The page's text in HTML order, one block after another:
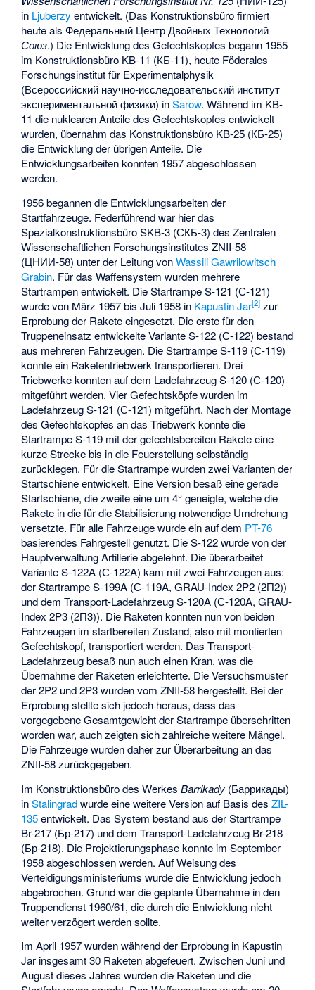
in Ljuberzy entwickelt. (Das Konstruktionsbüro firmiert
heute als Федеральный Центр Двойных Технологий
Союз.) Die Entwicklung des Gefechtskopfes begann 1955
im Konstruktionsbüro KB-11 (КБ-11), heute Föderales
Forschungsinstitut für Experimentalphysik
(Всероссийский научно-исследовательский институт
экспериментальной физики) inSarow. Während im KB-
11 die nuklearen Anteile des Gefechtskopfes entwickelt
wurden, übernahm das Konstruktionsbüro KB-25 (КБ-25)
die Entwicklung der übrigen Anteile. Die
Entwicklungsarbeiten konnten 1957 abgeschlossen
werden.
1956 begannen die Entwicklungsarbeiten der
Startfahrzeuge. Federführend war hier das
Spezialkonstruktionsbüro SKB-3 (СКБ-3) des Zentralen
Wissenschaftlichen Forschungsinstitutes ZNII-58
(ЦНИИ-58) unter der Leitung vonWassili Gawrilowitsch
Grabin. Für das Waffensystem wurden mehrere
Startrampen entwickelt. Die Startrampe S-121 (С-121)
wurde von März 1957 bis Juli 1958 in Kapustin Jar[2] zur
Erprobung der Rakete eingesetzt. Die erste für den
Truppeneinsatz entwickelte Variante S-122 (С-122) bestand
aus mehreren Fahrzeugen. Die Startrampe S-119 (С-119)
konnte ein Raketentriebwerk transportieren. Drei
Triebwerke konnten auf dem Ladefahrzeug S-120 (С-120)
mitgeführt werden. Vier Gefechtsköpfe wurden im
Ladefahrzeug S-121 (С-121) mitgeführt. Nach der Montage
des Gefechtskopfes an das Triebwerk konnte die
Startrampe S-119 mit der gefechtsbereiten Rakete eine
kurze Strecke bis in die Feuerstellung selbständig
zurücklegen. Für die Startrampe wurden zwei Varianten der
Startschiene entwickelt. Eine Version besaß eine gerade
Startschiene, die zweite eine um 4° geneigte, welche die
Rakete in die für die Stabilisierung notwendige Umdrehung
versetzte. Für alle Fahrzeuge wurde ein auf dem PT-76
basierendes Fahrgestell genutzt. Die S-122 wurde von der
Hauptverwaltung Artillerie abgelehnt. Die überarbeitet
Variante S-122A (С-122A) kam mit zwei Fahrzeugen aus:
der Startrampe S-199A (С-119A, GRAU-Index 2P2 (2П2))
und dem Transport-Ladefahrzeug S-120A (С-120A, GRAU-
Index 2P3 (2П3)). Die Raketen konnten nun von beiden
Fahrzeugen im startbereiten Zustand, also mit montierten
Gefechtskopf, transportiert werden. Das Transport-
Ladefahrzeug besaß nun auch einen Kran, was die
Übernahme der Raketen erleichterte. Die Versuchsmuster
der 2P2 und 2P3 wurden vom ZNII-58 hergestellt. Bei der
Erprobung stellte sich jedoch heraus, dass das
vorgegebene Gesamtgewicht der Startrampe überschritten
worden war, auch zeigten sich zahlreiche weitere Mängel.
Die Fahrzeuge wurden daher zur Überarbeitung an das
ZNII-58 zurückgegeben.
Im Konstruktionsbüro des WerkesBarrikady (Баррикады)
inStalingradwurde eine weitere Version auf Basis desZIL-
135entwickelt. Das System bestand aus der Startrampe
Br-217 (Бр-217) und dem Transport-Ladefahrzeug Br-218
(Бр-218). Die Projektierungsphase konnte im September
1958 abgeschlossen werden. Auf Weisung des
Verteidigungsministeriums wurde die Entwicklung jedoch
abgebrochen. Grund war die geplante Übernahme in den
Truppendienst 1960/61, die durch die Entwicklung nicht
weiter verzögert werden sollte.
Im April 1957 wurden während der Erprobung in Kapustin
Jar insgesamt 30 Raketen abgefeuert. Zwischen Juni und
August dieses Jahres wurden die Raketen und die